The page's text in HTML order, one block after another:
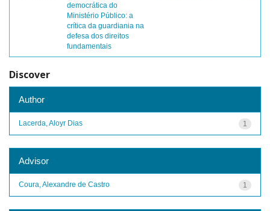
democrática do
Ministério Público: a
crítica da guardiania na
defesa dos direitos
fundamentais
Discover
Author
1
Lacerda, Aloyr Dias
Advisor
1
Coura, Alexandre de Castro